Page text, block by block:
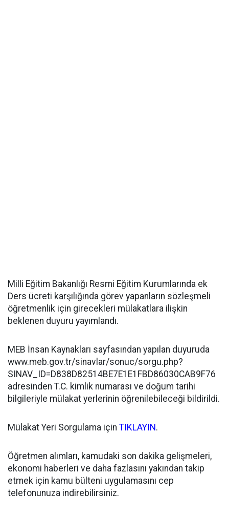
Milli Eğitim Bakanlığı Resmi Eğitim Kurumlarında ek
Ders ücreti karşılığında görev yapanların sözleşmeli
öğretmenlik için girecekleri mülakatlara ilişkin
beklenen duyuru yayımlandı.
MEB İnsan Kaynakları sayfasından yapılan duyuruda
www.meb.gov.tr/sinavlar/sonuc/sorgu.php?
SINAV_ID=D838D82514BE7E1E1FBD86030CAB9F76
adresinden T.C. kimlik numarası ve doğum tarihi
bilgileriyle mülakat yerlerinin öğrenilebileceği bildirildi.
Mülakat Yeri Sorgulama için TIKLAYIN .
Öğretmen alımları, kamudaki son dakika gelişmeleri,
ekonomi haberleri ve daha fazlasını yakından takip
etmek için kamu bülteni uygulamasını cep
telefonunuza indirebilirsiniz.